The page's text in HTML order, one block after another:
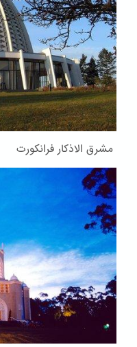
مشرق الاذکار فرانکورت